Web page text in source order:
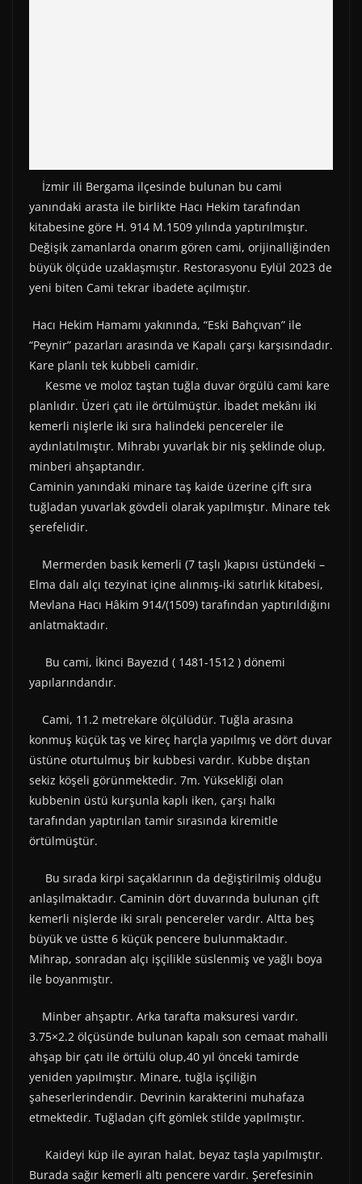
İzmir ili Bergama ilçesinde bulunan bu cami
yanındaki arasta ile birlikte Hacı Hekim tarafından
kitabesine göre H. 914 M.1509 yılında yaptırılmıştır.
Değişik zamanlarda onarım gören cami, orijinalliğinden
büyük ölçüde uzaklaşmıştır. Restorasyonu Eylül 2023 de
yeni biten Cami tekrar ibadete açılmıştır.
Hacı Hekim Hamamı yakınında, “Eski Bahçıvan” ile
“Peynir” pazarları arasında ve Kapalı çarşı karşısındadır.
Kare planlı tek kubbeli camidir.
Kesme ve moloz taştan tuğla duvar örgülü cami kare
planlıdır. Üzeri çatı ile örtülmüştür. İbadet mekânı iki
kemerli nişlerle iki sıra halindeki pencereler ile
aydınlatılmıştır. Mihrabı yuvarlak bir niş şeklinde olup,
minberi ahşaptandır.
Caminin yanındaki minare taş kaide üzerine çift sıra
tuğladan yuvarlak gövdeli olarak yapılmıştır. Minare tek
şerefelidir.
Mermerden basık kemerli (7 taşlı )kapısı üstündeki –
Elma dalı alçı tezyinat içine alınmış-iki satırlık kitabesi,
Mevlana Hacı Hâkim 914/(1509) tarafından yaptırıldığını
anlatmaktadır.
Bu cami, İkinci Bayezıd ( 1481-1512 ) dönemi
yapılarındandır.
Cami, 11.2 metrekare ölçülüdür. Tuğla arasına
konmuş küçük taş ve kireç harçla yapılmış ve dört duvar
üstüne oturtulmuş bir kubbesi vardır. Kubbe dıştan
sekiz köşeli görünmektedir. 7m. Yüksekliği olan
kubbenin üstü kurşunla kaplı iken, çarşı halkı
tarafından yaptırılan tamir sırasında kiremitle
örtülmüştür.
Bu sırada kirpi saçaklarının da değiştirilmiş olduğu
anlaşılmaktadır. Caminin dört duvarında bulunan çift
kemerli nişlerde iki sıralı pencereler vardır. Altta beş
büyük ve üstte 6 küçük pencere bulunmaktadır.
Mihrap, sonradan alçı işçilikle süslenmiş ve yağlı boya
ile boyanmıştır.
Minber ahşaptır. Arka tarafta maksuresi vardır.
3.75×2.2 ölçüsünde bulunan kapalı son cemaat mahalli
ahşap bir çatı ile örtülü olup,40 yıl önceki tamirde
yeniden yapılmıştır. Minare, tuğla işçiliğin
şaheserlerindendir. Devrinin karakterini muhafaza
etmektedir. Tuğladan çift gömlek stilde yapılmıştır.
Kaideyi küp ile ayıran halat, beyaz taşla yapılmıştır.
Burada sağır kemerli altı pencere vardır. Şerefesinin